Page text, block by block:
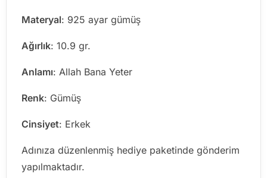
Materyal: 925 ayar gümüş
Ağırlık: 10.9 gr.
Anlamı: Allah Bana Yeter
Renk: Gümüş
Cinsiyet: Erkek
Adınıza düzenlenmiş hediye paketinde gönderim
yapılmaktadır.